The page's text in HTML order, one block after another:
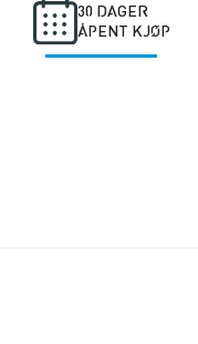
30 DAGER
ÅPENT KJØP